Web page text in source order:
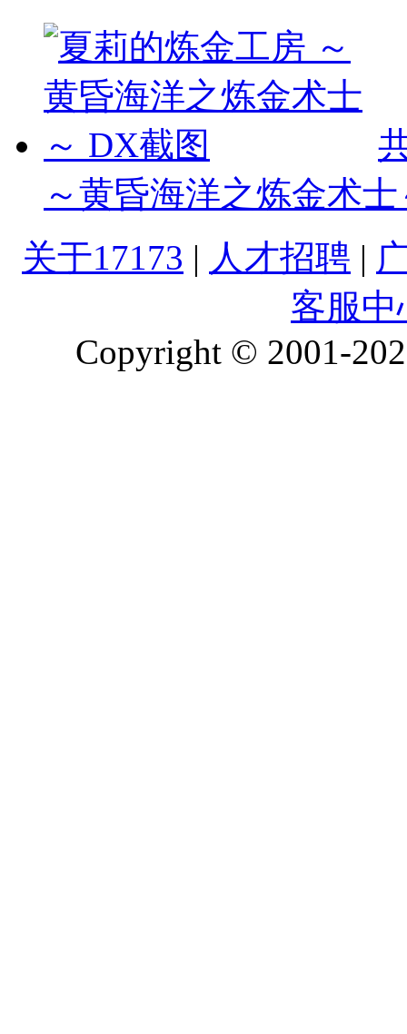
～黄昏海洋之炼金术
关于17173 | 人才招聘 |
客服中
Copyright © 2001-